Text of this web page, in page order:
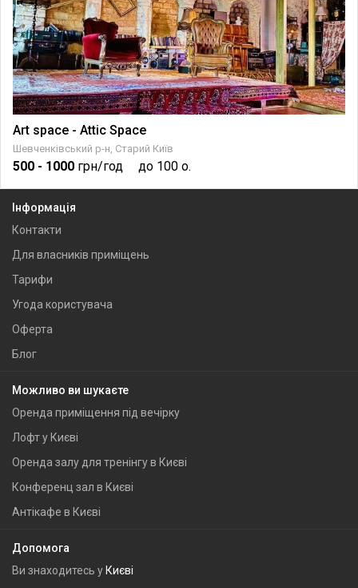
Art space - Attic Space
Шевченківський р-н, Старий Київ
500 - 1000 грн/год до 100 о.
Інформація
Контакти
Для власників приміщень
Тарифи
Угода користувача
Оферта
Блог
Можливо ви шукаєте
Оренда приміщення під вечірку
Лофт у Києві
Оренда залу для тренінгу в Києві
Конференц зал в Києві
Антікафе в Києві
Допомога
Ви знаходитесь у Києві